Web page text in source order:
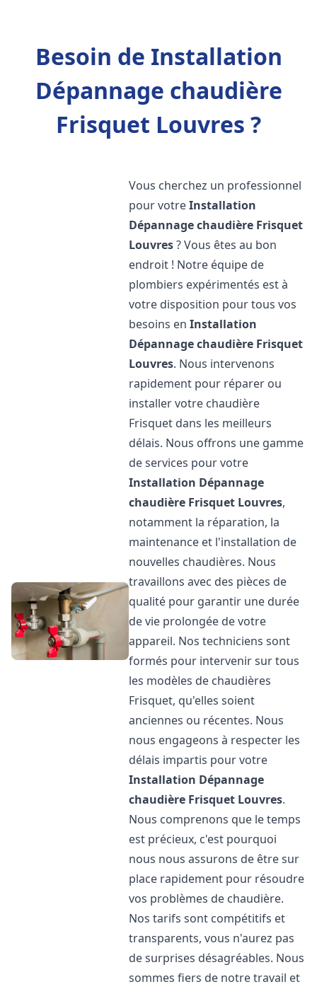
Besoin de Installation
Dépannage chaudière
Frisquet Louvres ?
Vous cherchez un professionnel
pour votreInstallation
Dépannage chaudière Frisquet
Louvres? Vous êtes au bon
endroit ! Notre équipe de
plombiers expérimentés est à
votre disposition pour tous vos
besoins enInstallation
Dépannage chaudière Frisquet
Louvres. Nous intervenons
rapidement pour réparer ou
installer votre chaudière
Frisquet dans les meilleurs
délais. Nous offrons une gamme
de services pour votre
Installation Dépannage
chaudière Frisquet Louvres,
notamment la réparation, la
maintenance et l'installation de
nouvelles chaudières. Nous
travaillons avec des pièces de
qualité pour garantir une durée
de vie prolongée de votre
appareil. Nos techniciens sont
formés pour intervenir sur tous
les modèles de chaudières
Frisquet, qu'elles soient
anciennes ou récentes. Nous
nous engageons à respecter les
délais impartis pour votre
Installation Dépannage
chaudière Frisquet Louvres.
Nous comprenons que le temps
est précieux, c'est pourquoi
nous nous assurons de être sur
place rapidement pour résoudre
vos problèmes de chaudière.
Nos tarifs sont compétitifs et
transparents, vous n'aurez pas
de surprises désagréables. Nous
sommes fiers de notre travail et